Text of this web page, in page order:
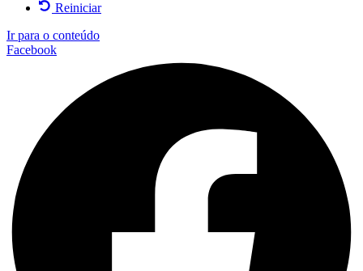
Reiniciar
Ir para o conteúdo
Facebook